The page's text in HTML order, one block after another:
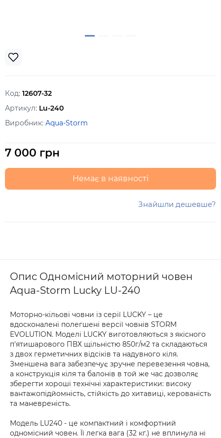
Код: 12607-32
Артикул: Lu-240
Виробник: Aqua-Storm
7 000 грн
Немає в наявності
Знайшли дешевше?
Опис Одномісний моторний човен
Aqua-Storm Lucky LU-240
Моторно-кільові човни із серії LUCKY – це
вдосконалені полегшені версії човнів STORM
EVOLUTION. Моделі LUCKY виготовляються з якісного
п'ятишарового ПВХ щільністю 850г/м2 та складаються
з двох герметичних відсіків та надувного кіля.
Зменшена вага забезпечує зручне перевезення човна,
а конструкція кіля та балонів в той же час дозволяє
зберегти хороші технічні характеристики: високу
вантажопідйомність, стійкість до хитавиці, керованість
та маневреність.
Модель LU240 - це компактний і комфортний
одномісний човен. Її легка вага (32 кг.) не вплинула ні